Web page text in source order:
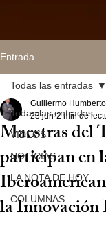
Entrada
Todas las entradas
VIDEOS
NOTICIAS
LA NOTA DE HOY
COLUMNAS
Todas las entradas
Maestras del
participan en
la
Guillermo
23 jun 2 min de